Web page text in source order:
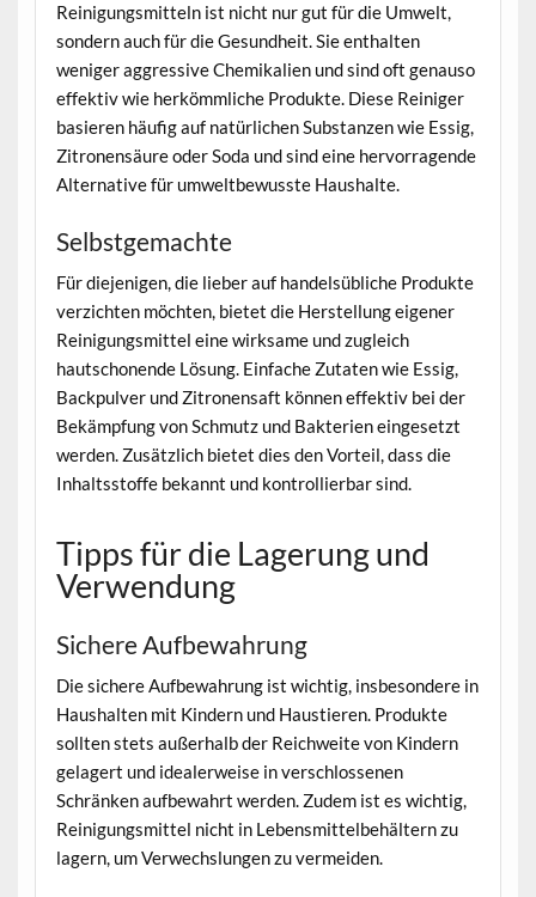
Reinigungsmitteln ist nicht nur gut für die Umwelt,
sondern auch für die Gesundheit. Sie enthalten
weniger aggressive Chemikalien und sind oft genauso
effektiv wie herkömmliche Produkte. Diese Reiniger
basieren häufig auf natürlichen Substanzen wie Essig,
Zitronensäure oder Soda und sind eine hervorragende
Alternative für umweltbewusste Haushalte.
Selbstgemachte
Für diejenigen, die lieber auf handelsübliche Produkte
verzichten möchten, bietet die Herstellung eigener
Reinigungsmittel eine wirksame und zugleich
hautschonende Lösung. Einfache Zutaten wie Essig,
Backpulver und Zitronensaft können effektiv bei der
Bekämpfung von Schmutz und Bakterien eingesetzt
werden. Zusätzlich bietet dies den Vorteil, dass die
Inhaltsstoffe bekannt und kontrollierbar sind.
Tipps für die Lagerung und
Verwendung
Sichere Aufbewahrung
Die sichere Aufbewahrung ist wichtig, insbesondere in
Haushalten mit Kindern und Haustieren. Produkte
sollten stets außerhalb der Reichweite von Kindern
gelagert und idealerweise in verschlossenen
Schränken aufbewahrt werden. Zudem ist es wichtig,
Reinigungsmittel nicht in Lebensmittelbehältern zu
lagern, um Verwechslungen zu vermeiden.